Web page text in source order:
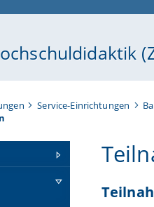
Service-Einrichtungen